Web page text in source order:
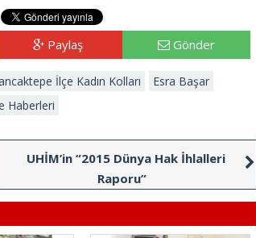
Paylaş Gönder
İlçe Kadın Kolları
Esra Başar
Haberleri
UHİM’in “2015 Dünya Hak İhlalleri
Raporu”